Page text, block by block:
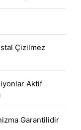
Çizilmez
Aktif
Garantilidir